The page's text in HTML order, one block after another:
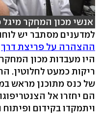
אנשי מכון המחקר מיגל
אביהו שפירא )
למדענים מסתבר יש
ההצהרה על פריצת דרך
היו מעבדות מכון
ריקות כמעט לחלוטין.
של כנס מתוכנן מראש
הם יחזרו אל
ויתמקדו בקידום ופיתוח